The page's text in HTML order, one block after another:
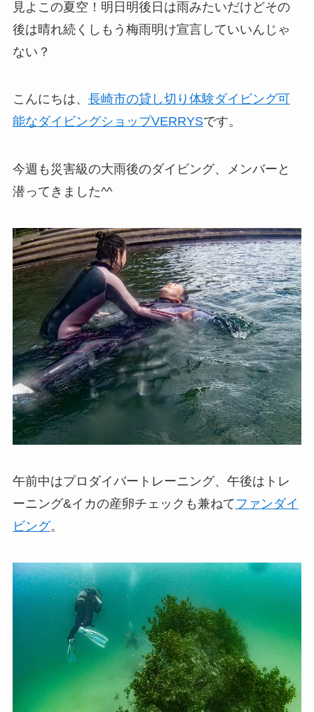
見よこの夏空！明日明後日は雨みたいだけどその
後は晴れ続くしもう梅雨明け宣言していいんじゃ
ない？
こんにちは、 長崎市の貸し切り体験ダイビング可
能なダイビングショップVERRYSです。
今週も災害級の大雨後のダイビング、メンバーと
潜ってきました^^
午前中はプロダイバートレーニング、午後はトレ
ーニング&イカの産卵チェックも兼ねて ファンダイ
ビング。